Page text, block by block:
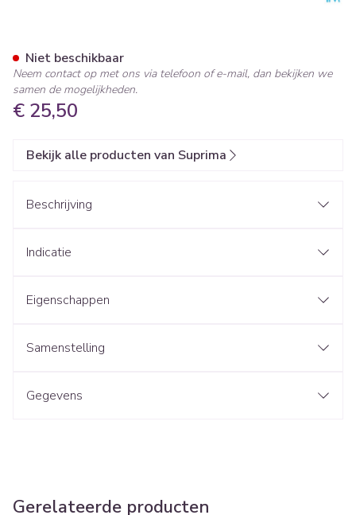
€ 25,50
Niet beschikbaar
Neem contact op met ons via telefoon of e-mail, dan bekijken we
samen de mogelijkheden.
Bekijk alle producten van Suprima
Beschrijving
Indicatie
Eigenschappen
Samenstelling
Gegevens
Gerelateerde producten